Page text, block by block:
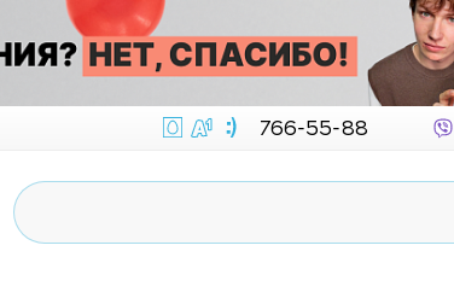
766-55-88